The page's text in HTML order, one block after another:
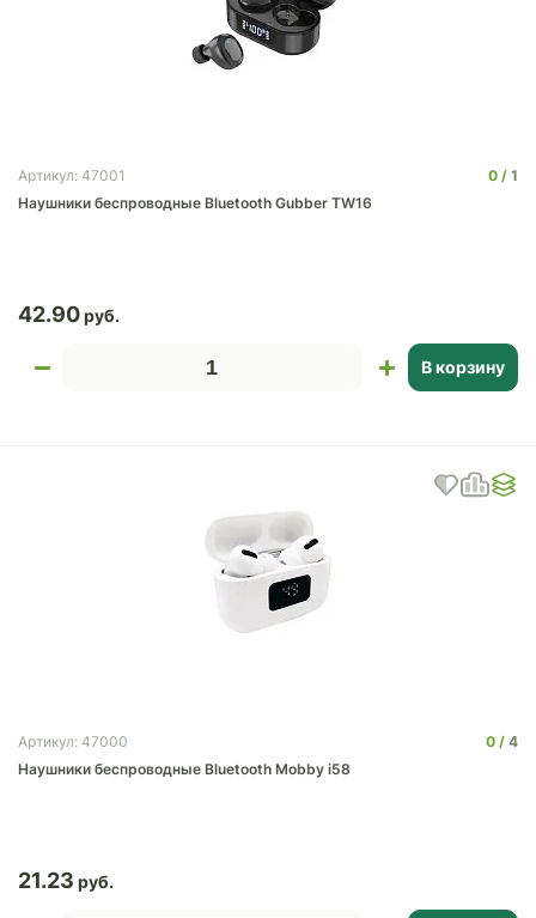
Артикул: 47001 0
1
Наушники беспроводные Bluetooth Gubber TW16
42.90
В корзину
Артикул: 47000 0
4
Наушники беспроводные Bluetooth Mobby i58
21.23